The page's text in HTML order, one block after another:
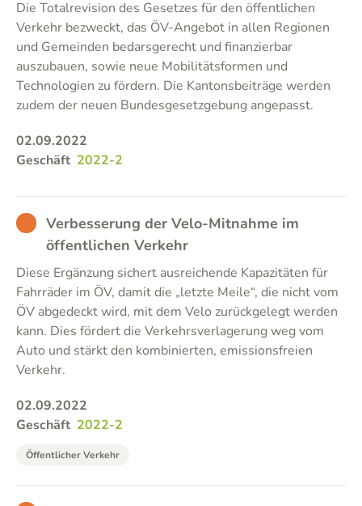
Die Totalrevision des Gesetzes für den öffentlichen
Verkehr bezweckt, das ÖV-Angebot in allen Regionen
und Gemeinden bedarsgerecht und finanzierbar
auszubauen, sowie neue Mobilitätsformen und
Technologien zu fördern. Die Kantonsbeiträge werden
zudem der neuen Bundesgesetzgebung angepasst.
02.09.2022
Geschäft 2022-2
BADVerbesserung der Velo-Mitnahme im
öffentlichen Verkehr
Diese Ergänzung sichert ausreichende Kapazitäten für
Fahrräder im ÖV, damit die „letzte Meile“, die nicht vom
ÖV abgedeckt wird, mit dem Velo zurückgelegt werden
kann. Dies fördert die Verkehrsverlagerung weg vom
Auto und stärkt den kombinierten, emissionsfreien
Verkehr.
02.09.2022
Geschäft 2022-2
Öffentlicher Verkehr